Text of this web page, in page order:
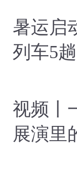
暑运启
列车5趟
视频丨
展演里